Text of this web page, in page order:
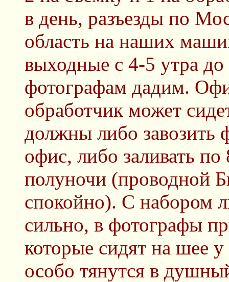
в день, разъезды по
область на наших
выходные с 4-5 утра
фотографам дадим.
обработчик может
должны либо завозить
офис, либо заливать
полуночи (проводной
спокойно). С набором
сильно, в фотографы
которые сидят на шее
особо тянутся в